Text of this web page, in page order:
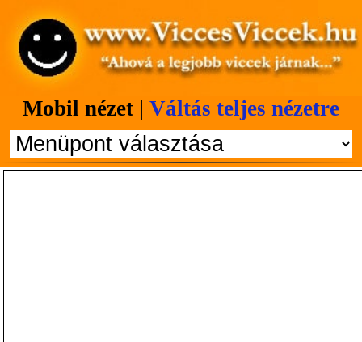
Mobil nézet | Váltás teljes nézetre